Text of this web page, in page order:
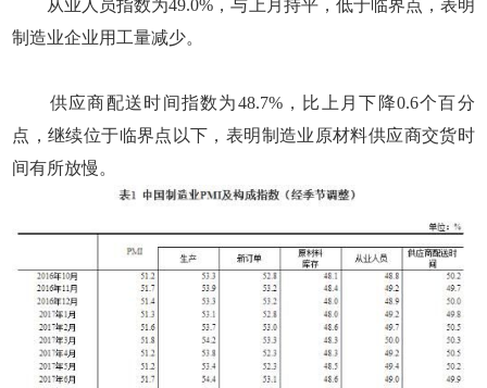
从业人员指数为49.0%，与上月持平，低于临界点，表明
制造业企业用工量减少。
供应商配送时间指数为48.7%，比上月下降0.6个百分
点，继续位于临界点以下，表明制造业原材料供应商交货时
间有所放慢。